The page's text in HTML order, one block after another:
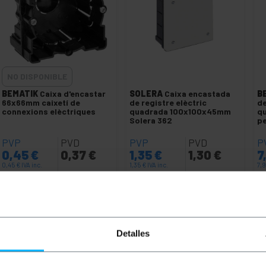
Detalles
BEMATIK Caixa d'encastar
66x66mm caixetí de
connexions elèctriques
PVP
0,45€
0,45 € IVA inc.
PVD
0,37 €
EXISTÈNCIES
SOLERA Caixa encastada
de registre elèctric
quadrada 100x100x45mm
Solera 362
PVP
1,35€
1,35 € IVA inc.
PVD
1,30 €